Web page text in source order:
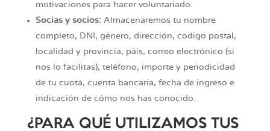
motivaciones para hacer voluntariado.
Socias y socios: Almacenaremos tu nombre
completo, DNI, género, dirección, codigo postal,
localidad y provincia, páis, correo electrónico (si
nos lo facilitas), teléfono, importe y periodicidad
de tu cuota, cuenta bancaria, fecha de ingreso e
indicación de cómo nos has conocido.
¿PARA QUÉ UTILIZAMOS TUS